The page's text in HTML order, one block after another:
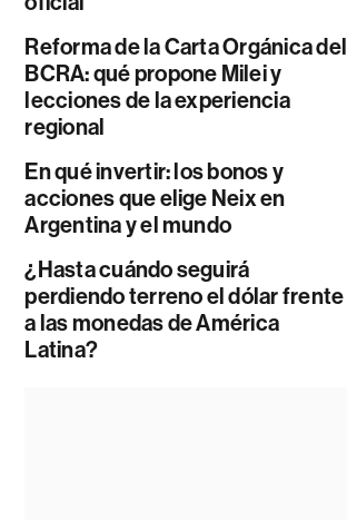
Reforma de la Carta Orgánica del
BCRA: qué propone Milei y
lecciones de la experiencia
regional
En qué invertir: los bonos y
acciones que elige Neix en
Argentina y el mundo
¿Hasta cuándo seguirá
perdiendo terreno el dólar frente
a las monedas de América
Latina?